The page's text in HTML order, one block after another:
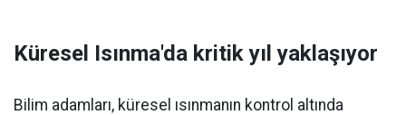
Küresel Isınma'da kritik yıl yaklaşıyor
Bilim adamları, küresel ısınmanın kontrol altında